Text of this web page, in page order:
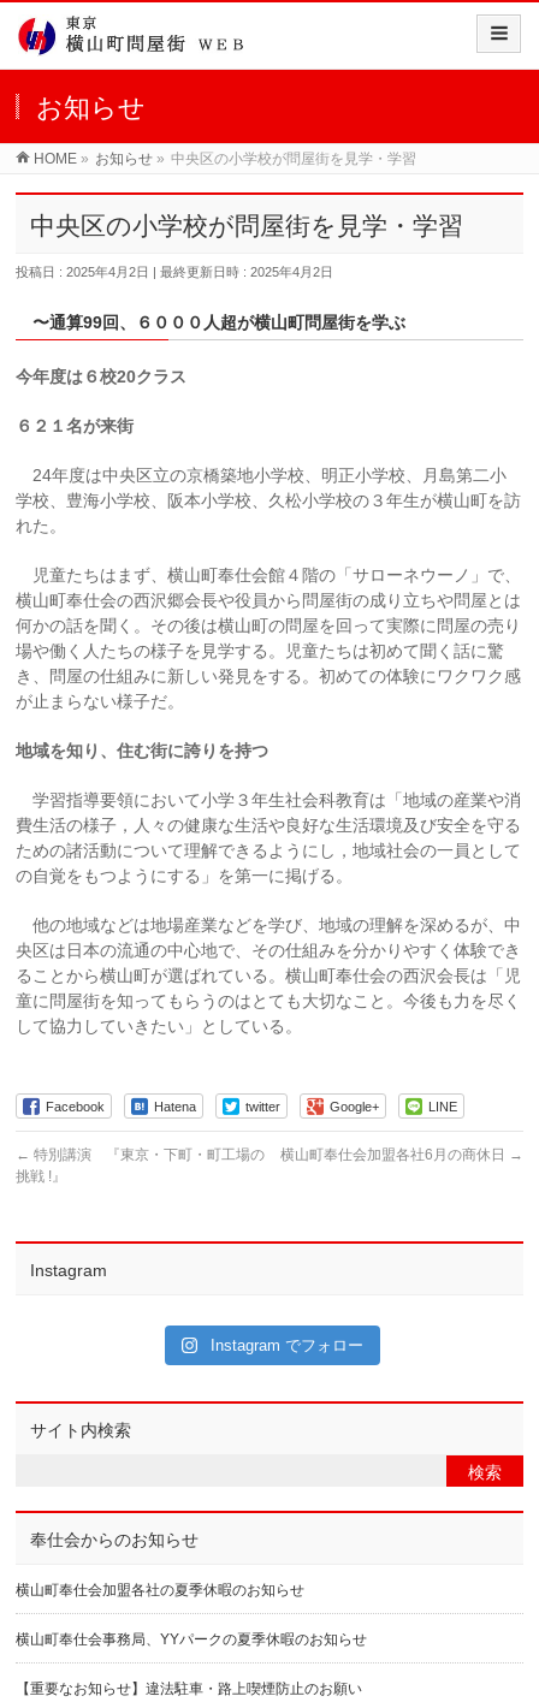
お知らせ
HOME » お知らせ » 中央区の小学校が問屋街を見学・学習
中央区の小学校が問屋街を見学・学習
投稿日 : 2025年4月2日 最終更新日時 : 2025年4月2日
〜通算99回、６０００人超が横山町問屋街を学ぶ
今年度は６校20クラス
６２１名が来街
24年度は中央区立の京橋築地小学校、明正小学校、月島第二小
学校、豊海小学校、阪本小学校、久松小学校の３年生が横山町を訪
れた。
児童たちはまず、横山町奉仕会館４階の「サローネウーノ」で、
横山町奉仕会の西沢郷会長や役員から問屋街の成り立ちや問屋とは
何かの話を聞く。その後は横山町の問屋を回って実際に問屋の売り
場や働く人たちの様子を見学する。児童たちは初めて聞く話に驚
き、問屋の仕組みに新しい発見をする。初めての体験にワクワク感
が止まらない様子だ。
地域を知り、住む街に誇りを持つ
学習指導要領において小学３年生社会科教育は「地域の産業や消
費生活の様子，人々の健康な生活や良好な生活環境及び安全を守る
ための諸活動について理解できるようにし，地域社会の一員として
の自覚をもつようにする」を第一に掲げる。
他の地域などは地場産業などを学び、地域の理解を深めるが、中
央区は日本の流通の中心地で、その仕組みを分かりやすく体験でき
ることから横山町が選ばれている。横山町奉仕会の西沢会長は「児
童に問屋街を知ってもらうのはとても大切なこと。今後も力を尽く
して協力していきたい」としている。
Facebook Hatena twitter Google+ LINE
← 特別講演 『東京・下町・町工場の
挑戦 !』
横山町奉仕会加盟各社6月の商休日 →
Instagram
Instagram でフォロー
サイト内検索
奉仕会からのお知らせ
横山町奉仕会加盟各社の夏季休暇のお知らせ
横山町奉仕会事務局、YYパークの夏季休暇のお知らせ
【重要なお知らせ】違法駐車・路上喫煙防止のお願い